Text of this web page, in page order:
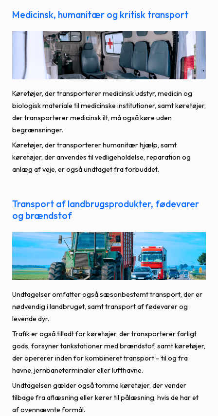
Medicinsk, humanitær og kritisk transport
Køretøjer, der transporterer medicinsk udstyr, medicin og
biologisk materiale til medicinske institutioner, samt køretøjer,
der transporterer medicinsk ilt, må også køre uden
begrænsninger.
Køretøjer, der transporterer humanitær hjælp, samt
køretøjer, der anvendes til vedligeholdelse, reparation og
anlæg af veje, er også undtaget fra forbuddet.
Transport af landbrugsprodukter, fødevarer
og brændstof
Undtagelser omfatter også sæsonbestemt transport, der er
nødvendig i landbruget, samt transport af fødevarer og
levende dyr.
Trafik er også tilladt for køretøjer, der transporterer farligt
gods, forsyner tankstationer med brændstof, samt køretøjer,
der opererer inden for kombineret transport – til og fra
havne, jernbaneterminaler eller lufthavne.
Undtagelsen gælder også tomme køretøjer, der vender
tilbage fra aflæsning eller kører til pålæsning, hvis de har et
af ovennævnte formål.